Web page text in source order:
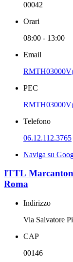
00042
Orari
08:00 - 13:00
Email
PEC
Telefono
06.12.112.3765
Naviga su
ITTL
Roma
Indirizzo
Via Salvatore
CAP
00146